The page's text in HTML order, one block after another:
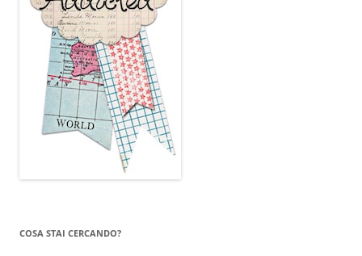
COSA STAI CERCANDO?